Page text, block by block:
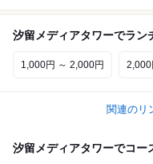
汐留メディアタワーでラン
1,000円 ～ 2,000円 2,000
関連のリ
汐留メディアタワーでコー